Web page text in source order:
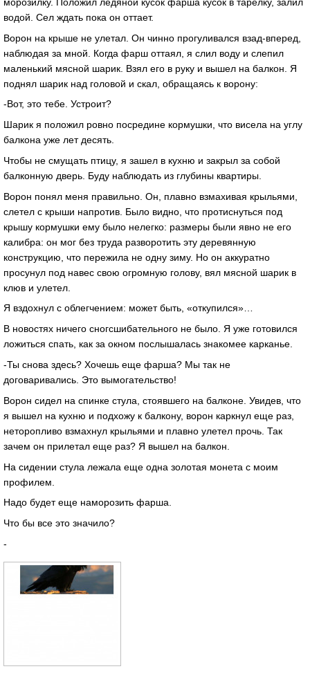
водой. Сел ждать пока он оттает.
Ворон на крыше не улетал. Он чинно прогуливался взад-вперед,
наблюдая за мной. Когда фарш оттаял, я слил воду и слепил
маленький мясной шарик. Взял его в руку и вышел на балкон. Я
поднял шарик над головой и скал, обращаясь к ворону:
-Вот, это тебе. Устроит?
Шарик я положил ровно посредине кормушки, что висела на углу
балкона уже лет десять.
Чтобы не смущать птицу, я зашел в кухню и закрыл за собой
балконную дверь. Буду наблюдать из глубины квартиры.
Ворон понял меня правильно. Он, плавно взмахивая крыльями,
слетел с крыши напротив. Было видно, что протиснуться под
крышу кормушки ему было нелегко: размеры были явно не его
калибра: он мог без труда разворотить эту деревянную
конструкцию, что пережила не одну зиму. Но он аккуратно
просунул под навес свою огромную голову, вял мясной шарик в
клюв и улетел.
Я вздохнул с облегчением: может быть, «откупился»…
В новостях ничего сногсшибательного не было. Я уже готовился
ложиться спать, как за окном послышалась знакомее карканье.
-Ты снова здесь? Хочешь еще фарша? Мы так не
договаривались. Это вымогательство!
Ворон сидел на спинке стула, стоявшего на балконе. Увидев, что
я вышел на кухню и подхожу к балкону, ворон каркнул еще раз,
неторопливо взмахнул крыльями и плавно улетел прочь. Так
зачем он прилетал еще раз? Я вышел на балкон.
На сидении стула лежала еще одна золотая монета с моим
профилем.
Надо будет еще наморозить фарша.
Что бы все это значило?
-